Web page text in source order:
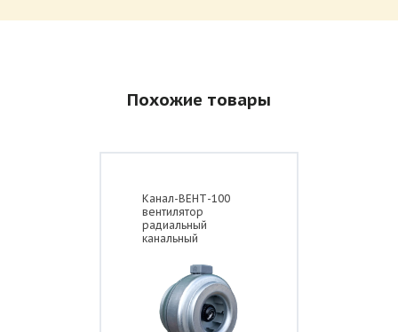
Похожие товары
Канал-ВЕНТ-100
вентилятор
радиальный
канальный